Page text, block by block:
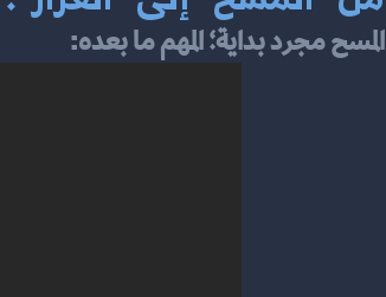
المسح مجرد بداية؛ المهم ما بعده: